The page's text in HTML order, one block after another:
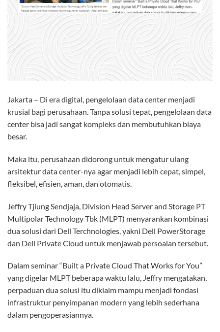
Jakarta – Di era digital, pengelolaan data center menjadi
krusial bagi perusahaan. Tanpa solusi tepat, pengelolaan data
center bisa jadi sangat kompleks dan membutuhkan biaya
besar.
Maka itu, perusahaan didorong untuk mengatur ulang
arsitektur data center-nya agar menjadi lebih cepat, simpel,
fleksibel, efisien, aman, dan otomatis.
Jeffry Tjiung Sendjaja, Division Head Server and Storage PT
Multipolar Technology Tbk (MLPT) menyarankan kombinasi
dua solusi dari Dell Terchnologies, yakni Dell PowerStorage
dan Dell Private Cloud untuk menjawab persoalan tersebut.
Dalam seminar “Built a Private Cloud That Works for You”
yang digelar MLPT beberapa waktu lalu, Jeffry mengatakan,
perpaduan dua solusi itu diklaim mampu menjadi fondasi
infrastruktur penyimpanan modern yang lebih sederhana
dalam pengoperasiannya.